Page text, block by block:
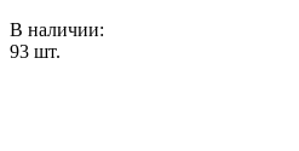
В наличии:
93 шт.